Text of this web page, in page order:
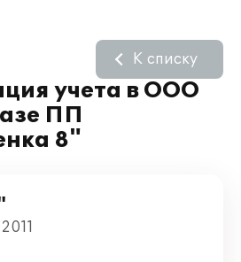
учета в ООО
ПП
8"
К списку